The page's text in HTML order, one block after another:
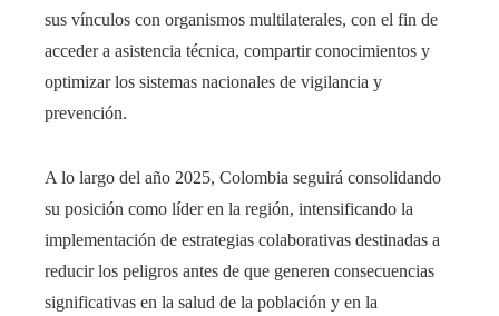
sus vínculos con organismos multilaterales, con el fin de
acceder a asistencia técnica, compartir conocimientos y
optimizar los sistemas nacionales de vigilancia y
prevención.
A lo largo del año 2025, Colombia seguirá consolidando
su posición como líder en la región, intensificando la
implementación de estrategias colaborativas destinadas a
reducir los peligros antes de que generen consecuencias
significativas en la salud de la población y en la